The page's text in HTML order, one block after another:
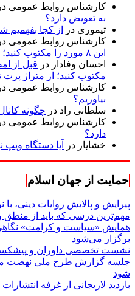
کارشناس روابط عمومی در
به تعویض دارد؟
تیموری در
از کجا بفهمیم
کارشناس روابط عمومی در
این ۸ مورد را مکتوب کنید؛ از متراژ پرت تا ضمانت نصب
احسان وفادار در
مکتوب کنید؛ از متراژ
کارشناس روابط عمومی در
بیاوریم؟
سلطانی راد در چگونه
کارشناس روابط عمومی در
دارد؟
خشایار در آیا دستگاه
حمایت از جهان اسلام
پیرایش و پالایش روایات دینی،
مهم‌ترین درسی که باید از
همایش «سیاست و کرامت»
برگزار می‌شود
نشست تخصصی داوران و
جلسه گزارش طرح ملی نهضت
شود
بازدید لاریجانی از غرفه